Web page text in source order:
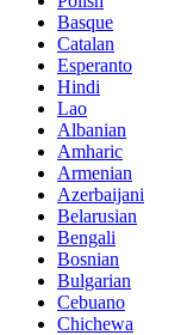
Basque
Catalan
Esperanto
Hindi
Lao
Albanian
Amharic
Armenian
Azerbaijani
Belarusian
Bengali
Bosnian
Bulgarian
Cebuano
Chichewa